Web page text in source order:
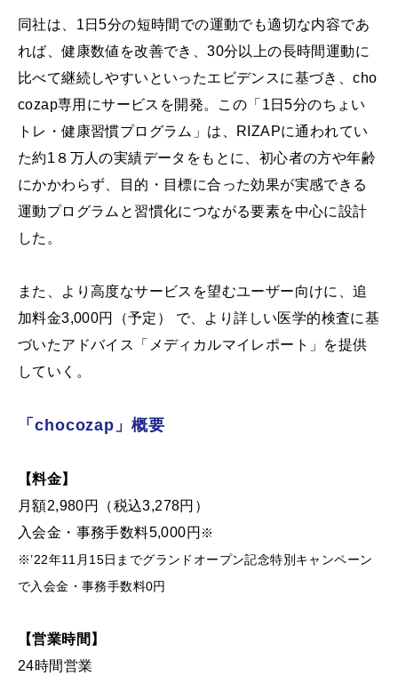
同社は、1日5分の短時間での運動でも適切な内容であ
れば、健康数値を改善でき、30分以上の長時間運動に
比べて継続しやすいといったエビデンスに基づき、cho
cozap専用にサービスを開発。この「1日5分のちょい
トレ・健康習慣プログラム」は、RIZAPに通われてい
た約1８万人の実績データをもとに、初心者の方や年齢
にかかわらず、目的・目標に合った効果が実感できる
運動プログラムと習慣化につながる要素を中心に設計
した。
また、より高度なサービスを望むユーザー向けに、追
加料金3,000円（予定） で、より詳しい医学的検査に基
づいたアドバイス「メディカルマイレポート」を提供
していく。
「chocozap」概要
【料金】
月額2,980円（税込3,278円）
入会金・事務手数料5,000円 ※
※’22年11月15日までグランドオープン記念特別キャンペーン
で入会金・ 事務手数料0円
【営業時間】
24時間営業